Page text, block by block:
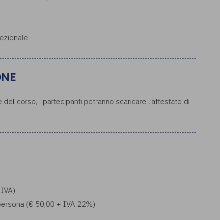
corso, i partecipanti potranno scaricare l’attestato di
(€ 50,00 + IVA 22%)